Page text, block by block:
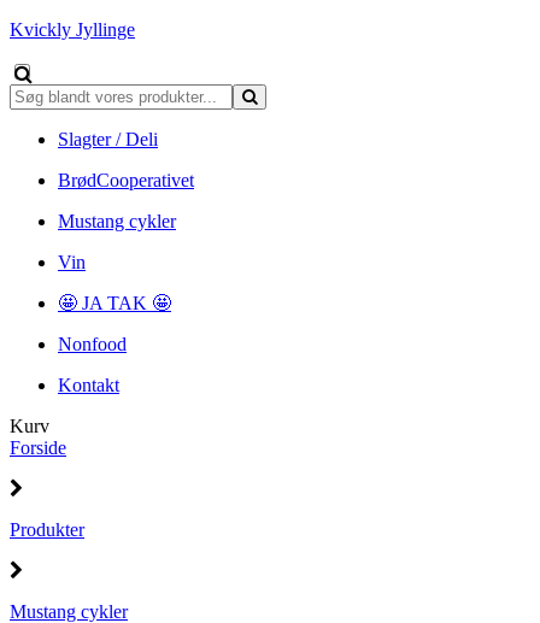
Kvickly Jyllinge
Slagter / Deli
BrødCooperativet
Mustang cykler
Vin
🤩 JA TAK 🤩
Nonfood
Kontakt
Kurv
Forside
Produkter
Mustang cykler